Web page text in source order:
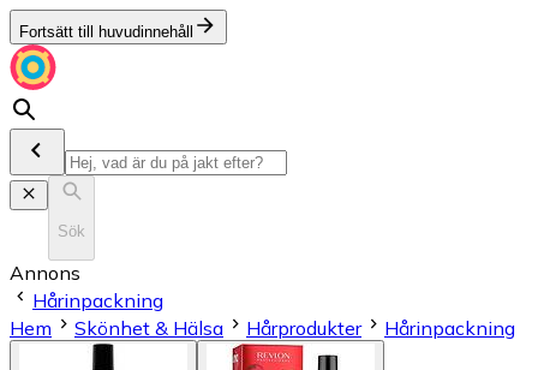
Fortsätt till huvudinnehåll
Sök
Annons
Hårinpackning
Hem
Skönhet & Hälsa Hårprodukter Hårinpackning